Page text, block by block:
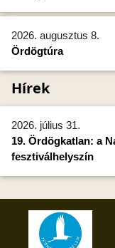
2026. augusztus 8.
Ördögtúra
Hírek
2026. július 31.
19. Ördögkatlan: a
fesztiválhelyszín